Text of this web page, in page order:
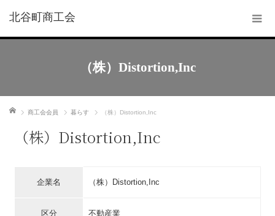
北谷町商工会
（株）Distortion,Inc
ホーム 商工会会員 暮らす （株）Distortion,Inc
（株）Distortion,Inc
企業名 （株）Distortion,Inc
区分 不動産業